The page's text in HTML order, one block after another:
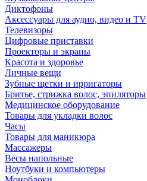
Диктофоны
Аксессуары для аудио, видео и TV
Телевизоры
Цифровые приставки
Проекторы и экраны
Красота и здоровье
Личные вещи
Зубные щетки и ирригаторы
Бритье, стрижка волос, эпиляторы
Медицинское оборудование
Товары для укладки волос
Часы
Товары для маникюра
Массажеры
Весы напольные
Ноутбуки и компьютеры